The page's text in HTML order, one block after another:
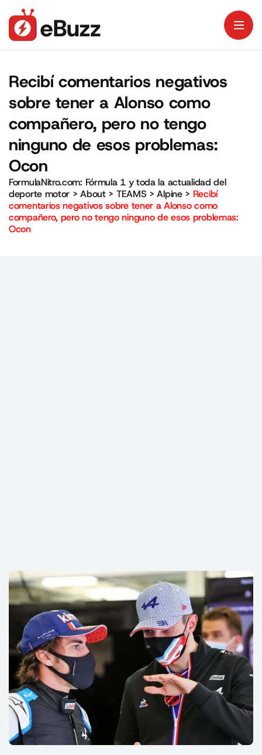
Recibí comentarios negativos
sobre tener a Alonso como
compañero, pero no tengo
ninguno de esos problemas:
Ocon
FormulaNitro.com: Fórmula 1 y toda la actualidad del
deporte motor >About> TEAMS >Alpine> Recibí
comentarios negativos sobre tener a Alonso como
compañero, pero no tengo ninguno de esos problemas:
Ocon